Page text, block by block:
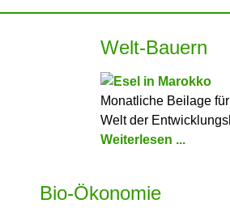
Welt-Bauern
Monatliche Beilage
Welt der
Weiterlesen ...
Bio-Ökonomie